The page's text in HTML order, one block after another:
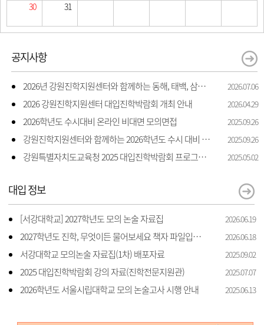
30 31
공지사항
2026년 강원진학지원센터와 함께하는 동해, 태백, 삼척 지역 진학 상담 상담 안내 2026.07.06
2026 강원진학지원센터 대입진학박람회 개최 안내 2026.04.29
2026학년도 수시대비 온라인 비대면 모의면접 2025.09.26
강원진학지원센터와 함께하는 2026학년도 수시 대비 모의면접 지원 2025.09.26
강원특별자치도교육청 2025 대입진학박람회 프로그램 일정 및 신청 안내 2025.05.02
대입 정보
[서강대학교] 2027학년도 모의 논술 자료집 2026.06.19
2027학년도 진학, 무엇이든 물어보세요 책자 파일입니다. 2026.06.18
서강대학교 모의논술 자료집(1차) 배포자료 2025.09.02
2025 대입진학박람회 강의 자료(진학전문지원관) 2025.07.07
2026학년도 서울시립대학교 모의 논술고사 시행 안내 2025.06.13